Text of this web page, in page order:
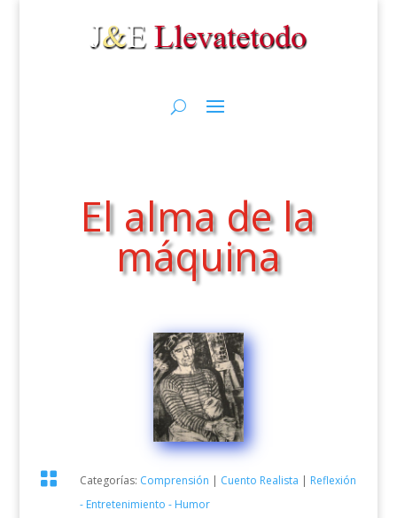
El alma de la
máquina
 Categorías: Comprensión | Cuento Realista | Reflexión
- Entretenimiento - Humor